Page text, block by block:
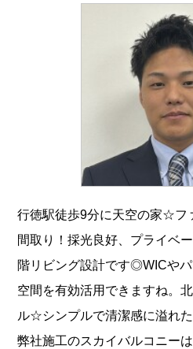
行徳駅徒歩9分に天空の家☆フ
間取り！採光良好、プライベ
階リビング設計です◎WICやパ
空間を有効活用できますね。
ル☆シンプルで清潔感に溢れた
弊社施工のスカイバルコニー